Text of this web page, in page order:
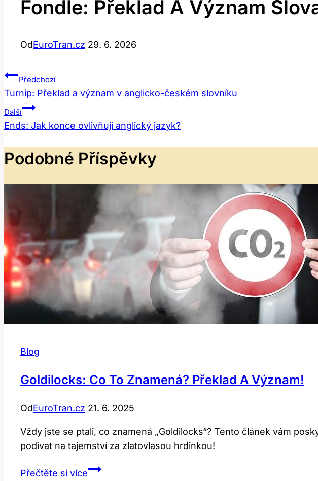
Fondle: Překlad A Význam
OdEuroTran.cz 29. 6. 2026
Navigace
Pro
Příspěvek
Předchozí
Turnip: Překlad a význam v anglicko-českém slovníku
Další
Ends: Jak konce ovlivňují anglický jazyk?
Podobné Příspěvky
Blog
Goldilocks: Co To Znamená? Překlad A Význam!
OdEuroTran.cz 21. 6. 2025
Vždy jste se ptali, co znamená „Goldilocks“? Tento článek vám
podívat na tajemství za zlatovlasou hrdinkou!
Přečtěte si víceGoldilocks: